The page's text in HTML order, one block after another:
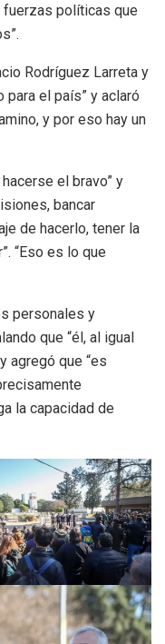
políticas que
Rodríguez Larreta y
el país” y aclaró
y por eso hay un
el bravo” y
bancar
de hacerlo, tener la
“Eso es lo que
personales y
que “él, al igual
agregó que “es
la capacidad de